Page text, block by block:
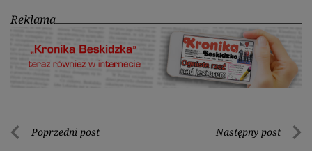
Reklama
Nawigacja
Poprzedni post Następny post